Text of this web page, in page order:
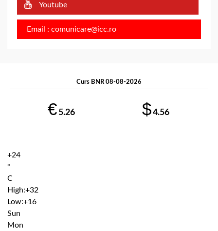
Youtube
Email : comunicare@icc.ro
Curs BNR 08-08-2026
€ 5.26 $4.56
+24
°
C
High:+32
Low:+16
Sun
Mon